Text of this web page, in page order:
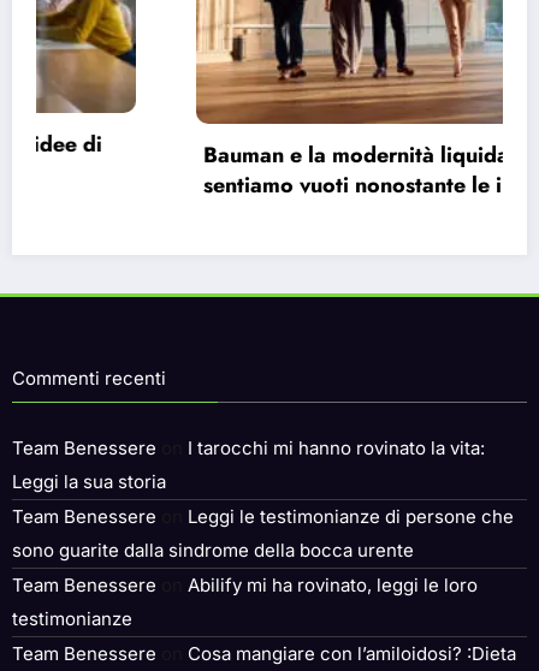
la modernità liquida: perché ci
vuoti nonostante le infinite
Perché il
Commenti recenti
Team Benessere
I tarocchi mi hanno rovinato la vita:
Leggi la sua storia
Team Benessere
Leggi le testimonianze di persone che
sono guarite dalla sindrome della bocca urente
Team Benessere
Abilify mi ha rovinato, leggi le loro
testimonianze
Team Benessere
Cosa mangiare con l’amiloidosi? :Dieta